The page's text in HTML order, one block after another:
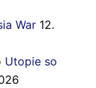
War 12.
Utopie so